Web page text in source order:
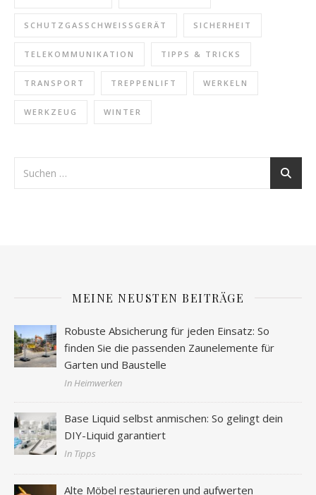
SCHUTZGASSCHWEISSGERÄT SICHERHEIT
TELEKOMMUNIKATION TIPPS & TRICKS
TRANSPORT TREPPENLIFT WERKELN
WERKZEUG WINTER
MEINE NEUSTEN BEITRÄGE
Robuste Absicherung für jeden Einsatz: So
finden Sie die passenden Zaunelemente für
Garten und Baustelle
In Heimwerken
Base Liquid selbst anmischen: So gelingt dein
DIY-Liquid garantiert
In Tipps
Alte Möbel restaurieren und aufwerten